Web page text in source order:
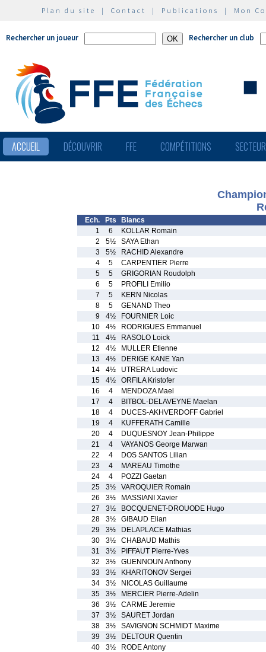
Plan du site | Contact | Publications | Mon
Rechercher un joueur Rechercher un club
ACCUEIL DÉCOUVRIR FFE COMPÉTITIONS
Ech. Pts
Blancs
1
6
KOLLAR Romain
2
5½
SAYA Ethan
3
5½
RACHID Alexandre
4
5
CARPENTIER Pierre
5
5
GRIGORIAN Roudolph
6
5
PROFILI Emilio
7
5
KERN Nicolas
8
5
GENAND Theo
9
4½
FOURNIER Loic
10
4½
RODRIGUES Emmanuel
11
4½
RASOLO Loick
12
4½
MULLER Etienne
13
4½
DERIGE KANE Yan
14
4½
UTRERA Ludovic
15
4½
ORFILA Kristofer
16
4
MENDOZA Mael
17
4
BITBOL-DELAVEYNE Maelan
18
4
DUCES-AKHVERDOFF Gabriel
19
4
KUFFERATH Camille
20
4
DUQUESNOY Jean-Philippe
21
4
VAYANOS George Marwan
22
4
DOS SANTOS Lilian
23
4
MAREAU Timothe
24
4
POZZI Gaetan
25
3½
VAROQUIER Romain
26
3½
MASSIANI Xavier
27
3½
BOCQUENET-DROUODE Hugo
28
3½
GIBAUD Elian
29
3½
DELAPLACE Mathias
30
3½
CHABAUD Mathis
31
3½
PIFFAUT Pierre-Yves
32
3½
GUENNOUN Anthony
33
3½
KHARITONOV Sergei
34
3½
NICOLAS Guillaume
35
3½
MERCIER Pierre-Adelin
36
3½
CARME Jeremie
37
3½
SAURET Jordan
38
3½
SAVIGNON SCHMIDT Maxime
39
3½
DELTOUR Quentin
40
3½
RODE Antony